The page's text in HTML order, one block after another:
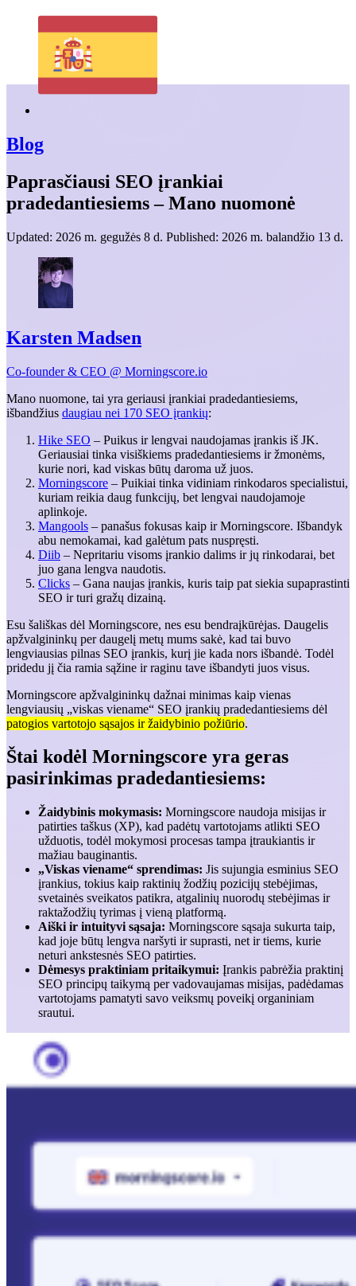
Blog
Paprasčiausi SEO įrankiai
pradedantiesiems – Mano nuomonė
Updated: 2026 m. gegužės 8 d. Published: 2026 m. balandžio 13 d.
Karsten Madsen
Co-founder & CEO @ Morningscore.io
Mano nuomone, tai yra geriausi įrankiai pradedantiesiems,
išbandžius daugiau nei 170 SEO įrankių:
Hike SEO – Puikus ir lengvai naudojamas įrankis iš JK.
Geriausiai tinka visiškiems pradedantiesiems ir žmonėms,
kurie nori, kad viskas būtų daroma už juos.
Morningscore – Puikiai tinka vidiniam rinkodaros specialistui,
kuriam reikia daug funkcijų, bet lengvai naudojamoje
aplinkoje.
Mangools – panašus fokusas kaip ir Morningscore. Išbandyk
abu nemokamai, kad galėtum pats nuspręsti.
Diib – Nepritariu visoms įrankio dalims ir jų rinkodarai, bet
juo gana lengva naudotis.
Clicks – Gana naujas įrankis, kuris taip pat siekia supaprastinti
SEO ir turi gražų dizainą.
Esu šališkas dėl Morningscore, nes esu bendraįkūrėjas. Daugelis
apžvalgininkų per daugelį metų mums sakė, kad tai buvo
lengviausias pilnas SEO įrankis, kurį jie kada nors išbandė. Todėl
pridedu jį čia ramia sąžine ir raginu tave išbandyti juos visus.
Morningscore apžvalgininkų dažnai minimas kaip vienas
lengviausių „viskas viename“ SEO įrankių pradedantiesiems dėl
patogios vartotojo sąsajos ir žaidybinio požiūrio.
Štai kodėl Morningscore yra geras
pasirinkimas pradedantiesiems:
Žaidybinis mokymasis: Morningscore naudoja misijas ir
patirties taškus (XP), kad padėtų vartotojams atlikti SEO
užduotis, todėl mokymosi procesas tampa įtraukiantis ir
mažiau bauginantis.
„Viskas viename“ sprendimas: Jis sujungia esminius SEO
įrankius, tokius kaip raktinių žodžių pozicijų stebėjimas,
svetainės sveikatos patikra, atgalinių nuorodų stebėjimas ir
raktažodžių tyrimas į vieną platformą.
Aiški ir intuityvi sąsaja: Morningscore sąsaja sukurta taip,
kad joje būtų lengva naršyti ir suprasti, net ir tiems, kurie
neturi ankstesnės SEO patirties.
Dėmesys praktiniam pritaikymui: Įrankis pabrėžia praktinį
SEO principų taikymą per vadovaujamas misijas, padėdamas
vartotojams pamatyti savo veiksmų poveikį organiniam
srautui.